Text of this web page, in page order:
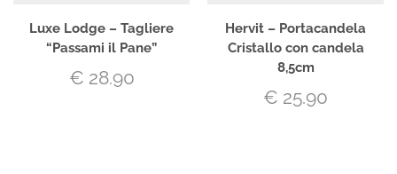
Luxe Lodge – Tagliere
“Passami il Pane”
€ 28.90
Hervit – Portacandela
Cristallo con candela
8,5cm
€ 25.90